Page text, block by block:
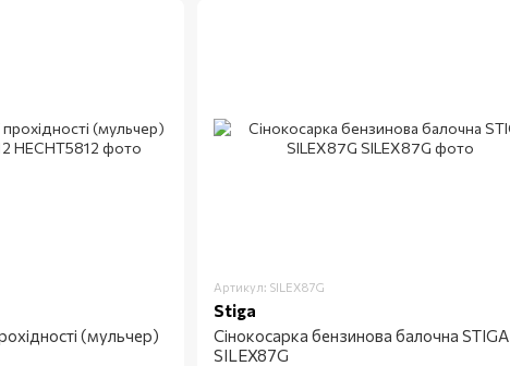
(мульчер)
Артикул: SILEX87G
Stiga
Сінокосарка бензинова балочна STIGA
SILEX87G